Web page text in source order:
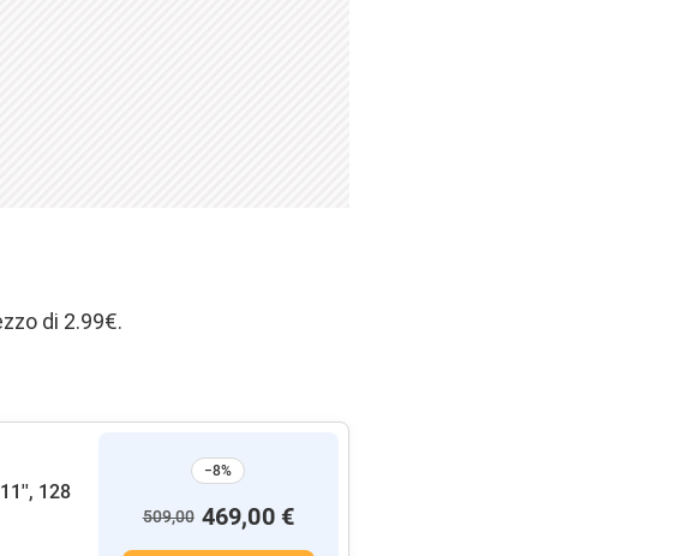
di 2.99€.
128
−8%
509,00 469,00 €